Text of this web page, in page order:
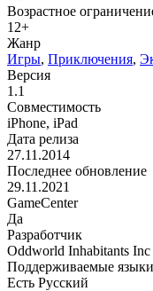
Возрастное
12+
Жанр
Игры, Приключения,
Версия
1.1
Совместимость
iPhone, iPad
Дата релиза
27.11.2014
Последнее обновление
29.11.2021
GameCenter
Да
Разработчик
Oddworld Inhabitants Inc
Поддерживаемые
Есть Русский